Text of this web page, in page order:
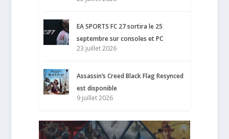
EA SPORTS FC 27 sortira le 25
septembre sur consoles et PC
23 juillet 2026
Assassin’s Creed Black Flag Resynced
est disponible
9 juillet 2026